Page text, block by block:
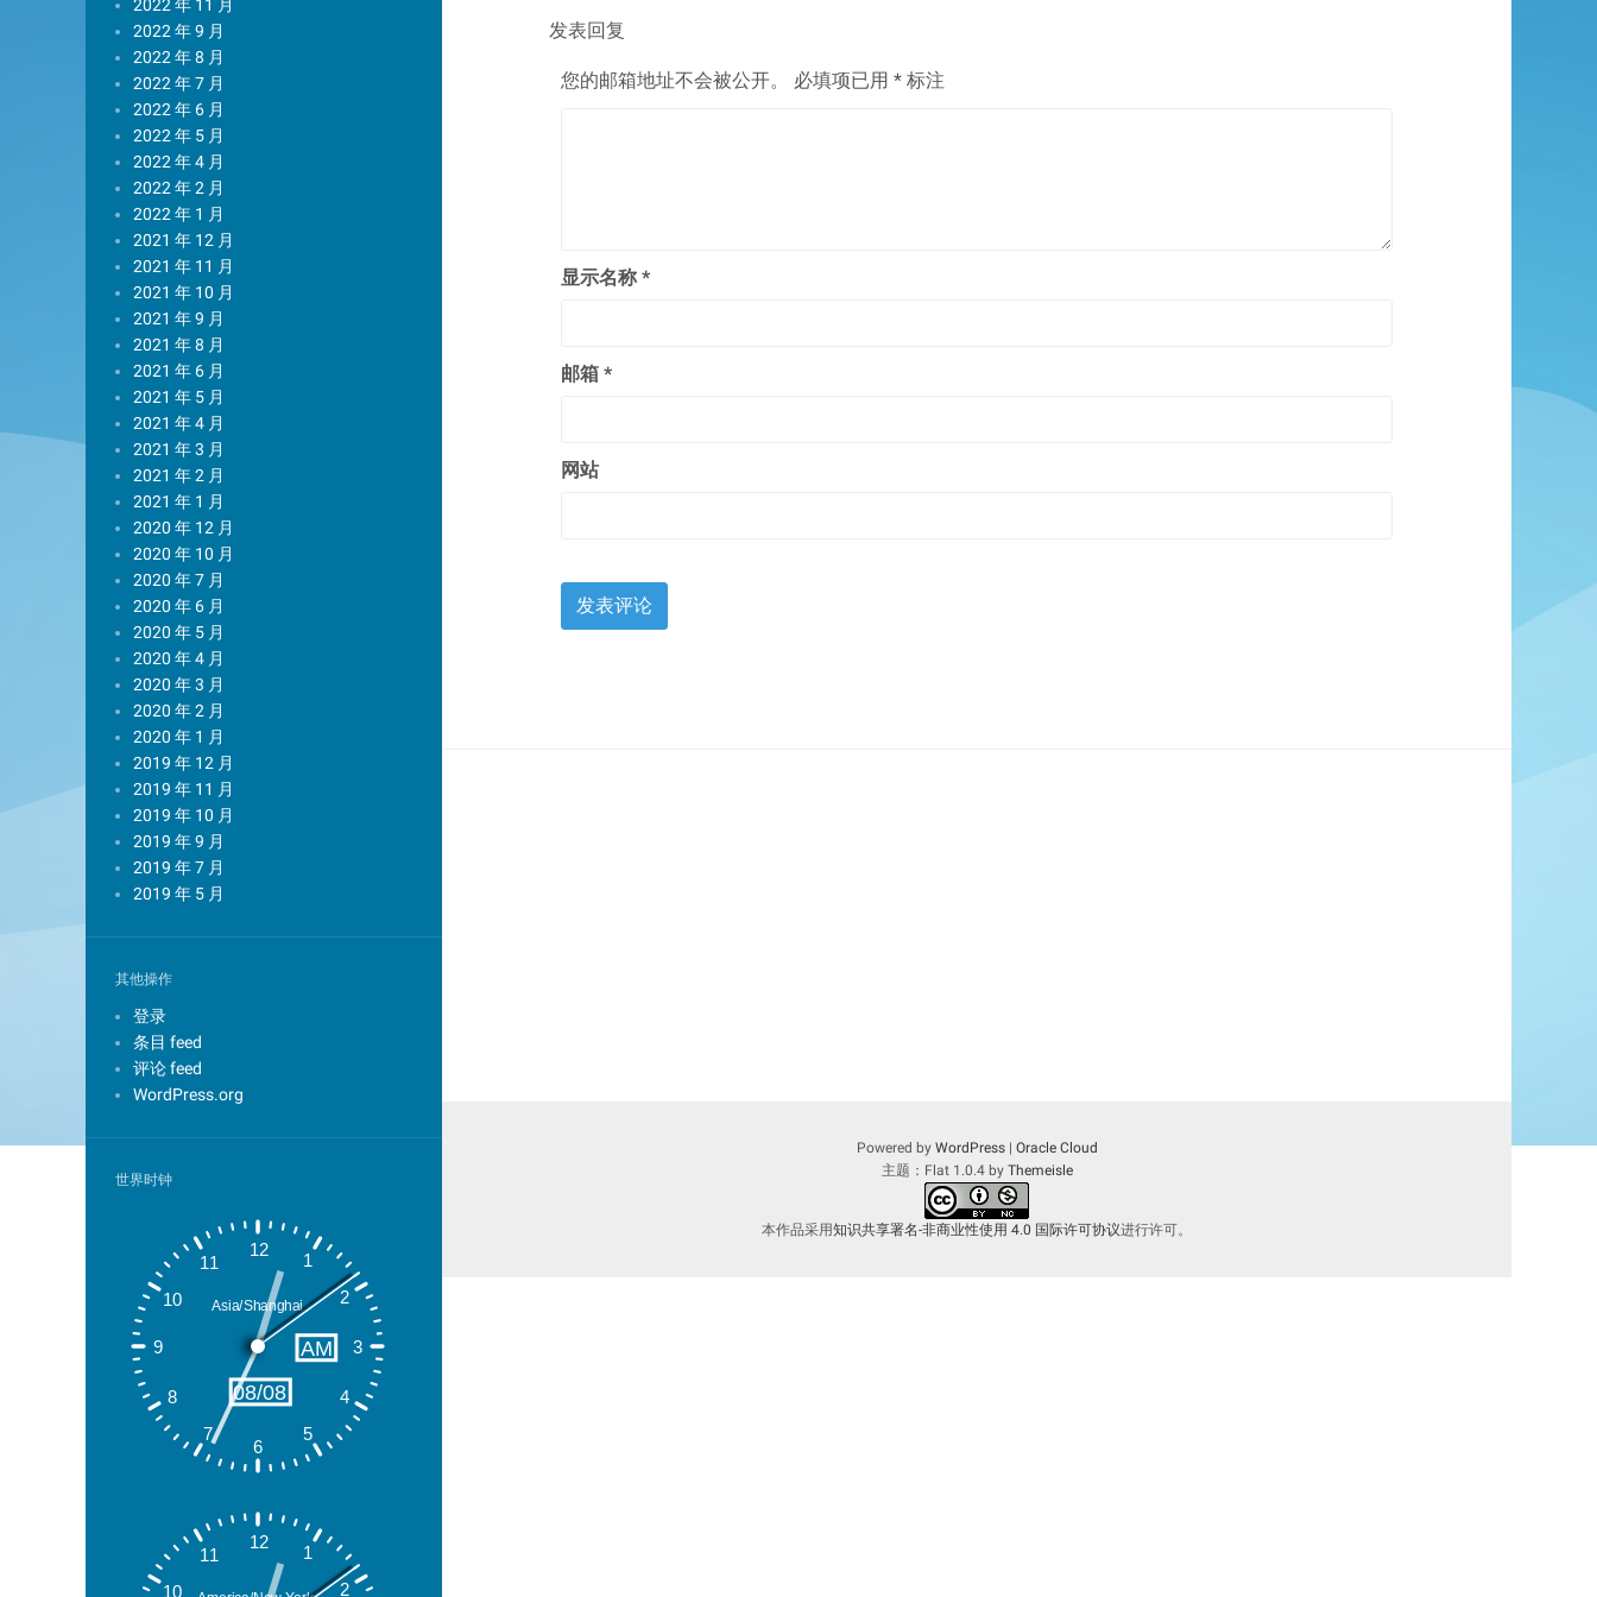
2022 年 11 月
2022 年 9 月
2022 年 8 月
2022 年 7 月
2022 年 6 月
2022 年 5 月
2022 年 4 月
2022 年 2 月
2022 年 1 月
2021 年 12 月
2021 年 11 月
2021 年 10 月
2021 年 9 月
2021 年 8 月
2021 年 6 月
2021 年 5 月
2021 年 4 月
2021 年 3 月
2021 年 2 月
2021 年 1 月
2020 年 12 月
2020 年 10 月
2020 年 7 月
2020 年 6 月
2020 年 5 月
2020 年 4 月
2020 年 3 月
2020 年 2 月
2020 年 1 月
2019 年 12 月
2019 年 11 月
2019 年 10 月
2019 年 9 月
2019 年 7 月
2019 年 5 月
其他操作
登录
条目 feed
评论 feed
WordPress.org
世界时钟
发表回复
您的邮箱地址不会被公开。 必填项已用 * 标注
显示名称 *
邮箱 *
网站
Powered by WordPress| Oracle Cloud
主题：Flat 1.0.4 by Themeisle
本作品采用知识共享署名-非商业性使用 4.0 国际许可协议进行许可。